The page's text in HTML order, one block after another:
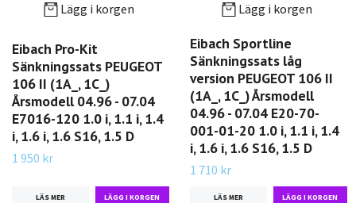
Lägg i korgen
Eibach Pro-Kit
Sänkningssats PEUGEOT
106 II (1A_, 1C_)
Årsmodell 04.96 - 07.04
E7016-120 1.0 i, 1.1 i, 1.4
i, 1.6 i, 1.6 S16, 1.5 D
1 950 kr
LÄS MER
Lägg i korgen
Eibach Sportline
Sänkningssats låg
version PEUGEOT 106 II
(1A_, 1C_) Årsmodell
04.96 - 07.04 E20-70-
001-01-20 1.0 i, 1.1 i, 1.4
i, 1.6 i, 1.6 S16, 1.5 D
1 710 kr
LÄS MER